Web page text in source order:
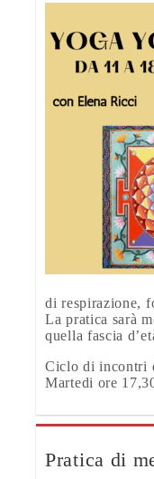
di respirazione,
La pratica sarà
quella fascia
Ciclo di incontri
Martedi ore
Pratica di